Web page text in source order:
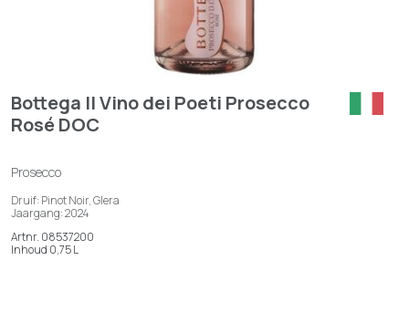
Bottega Il Vino dei Poeti Prosecco
Rosé DOC
Prosecco
Druif: Pinot Noir, Glera
Jaargang: 2024
Artnr. 08537200
Inhoud 0,75 L